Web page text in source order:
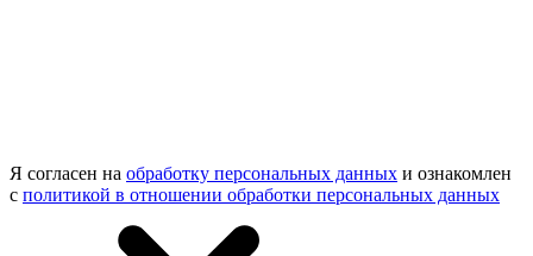
Я согласен на обработку персональных данных и ознакомлен
с политикой в отношении обработки персональных данных